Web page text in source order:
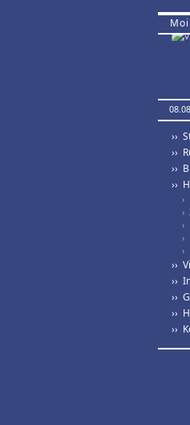
››
››
››
››
›
›
›
›
›
››
››
››
››
››